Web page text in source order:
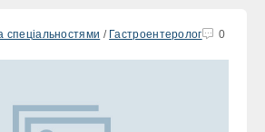
спеціальностями / Гастроентеролог 0